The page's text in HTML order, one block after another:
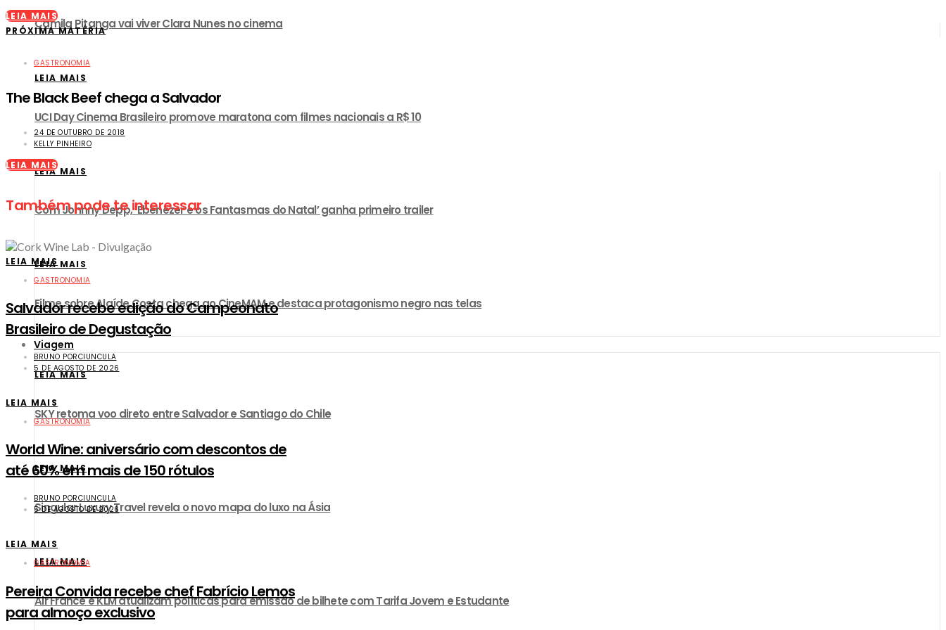
Camila Pitanga vai viver Clara Nunes no cinema
LEIA MAIS
UCI Day Cinema Brasileiro promove maratona com filmes nacionais a R$ 10
LEIA MAIS
Com Johnny Depp, ‘Ebenezer e os Fantasmas do Natal’ ganha primeiro trailer
LEIA MAIS
Filme sobre Alaíde Costa chega ao CineMAM e destaca protagonismo negro nas telas
Viagem
LEIA MAIS
SKY retoma voo direto entre Salvador e Santiago do Chile
LEIA MAIS
Singular Luxury Travel revela o novo mapa do luxo na Ásia
LEIA MAIS
Air France e KLM atualizam políticas para emissão de bilhete com Tarifa Jovem e Estudante
LEIA MAIS
PRÓXIMA MATÉRIA
GASTRONOMIA
The Black Beef chega a Salvador
24 DE OUTUBRO DE 2018
KELLY PINHEIRO
LEIA MAIS
Também pode te interessar
LEIA MAIS
GASTRONOMIA
​Salvador recebe edição do Campeonato
Brasileiro de Degustação
BRUNO PORCIUNCULA
5 DE AGOSTO DE 2026
LEIA MAIS
GASTRONOMIA
World Wine: aniversário com descontos de
até 60% em mais de 150 rótulos
BRUNO PORCIUNCULA
5 DE AGOSTO DE 2026
LEIA MAIS
GASTRONOMIA
Pereira Convida recebe chef Fabrício Lemos
para almoço exclusivo